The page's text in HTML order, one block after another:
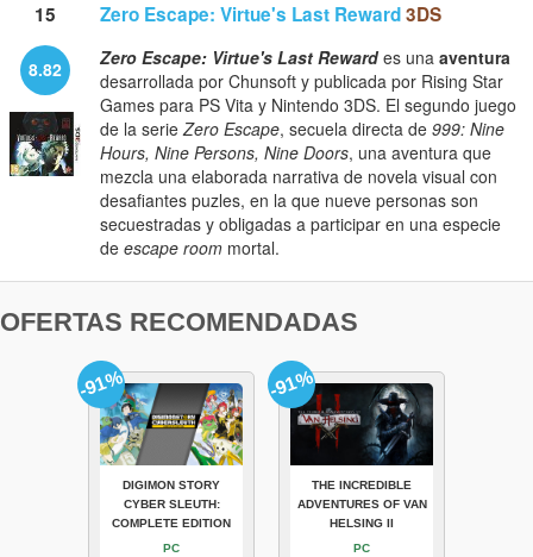
15 Zero Escape: Virtue's Last Reward3DS
8.82 Zero Escape: Virtue's Last Rewardes una aventura
desarrollada por Chunsoft y publicada por Rising Star
Games para PS Vita y Nintendo 3DS. El segundo juego
de la serieZero Escape, secuela directa de 999: Nine
Hours, Nine Persons, Nine Doors, una aventura que
mezcla una elaborada narrativa de novela visual con
desafiantes puzles, en la que nueve personas son
secuestradas y obligadas a participar en una especie
de escape room mortal.
OFERTAS RECOMENDADAS
DIGIMON STORY
CYBER SLEUTH:
COMPLETE EDITION
PC
-91%
THE INCREDIBLE
ADVENTURES OF VAN
HELSING II
PC
-91%